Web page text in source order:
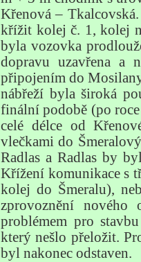
Křenová –
křížit kolej č. 1, kolej
byla vozovka
dopravu uzavřena a
připojením do
nábřeží byla široká
finální podobě (po
celé délce od
vlečkami do
Radlas a Radlas by
Křížení komunikace s
kolej do Šmeralu),
zprovoznění nového
problémem pro
který nešlo přeložit.
byl nakonec odstaven.